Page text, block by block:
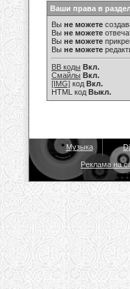
Ваши права в
Вы не можете
Вы не можете
Вы не можете
Вы не можете
BB коды Вкл.
Смайлы Вкл.
[IMG] код Вкл.
HTML код Выкл.
Музыка
Реклама на